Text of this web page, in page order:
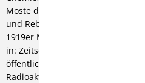
Moste der Nahe, in: Wein
und Rebe; 1920: Die
1919er Moste der Nahe,
in: Zeitschrift für
öffentliche Chemie; Die
Radioaktivität und der